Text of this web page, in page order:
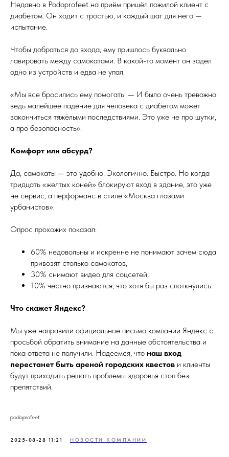
Недавно в Podoprofeet на приём пришёл пожилой клиент с
диабетом. Он ходит с тростью, и каждый шаг для него —
испытание.
Чтобы добраться до входа, ему пришлось буквально
лавировать между самокатами. В какой-то момент он задел
одно из устройств и едва не упал.
«Мы все бросились ему помогать. — И было очень тревожно:
ведь малейшее падение для человека с диабетом может
закончиться тяжёлыми последствиями. Это уже не про шутки,
а про безопасность».
Комфорт или абсурд?
Да, самокаты — это удобно. Экологично. Быстро. Но когда
тридцать «желтых коней» блокируют вход в здание, это уже
не сервис, а перформанс в стиле «Москва глазами
урбанистов».
Опрос прохожих показал:
60% недовольны и искренне не понимают зачем сюда
привозят столько самокатов,
30% снимают видео для соцсетей,
10% честно признаются, что хотя бы раз споткнулись.
Что скажет Яндекс?
Мы уже направили официальное письмо компании Яндекс с
просьбой обратить внимание на данные обстоятельства и
пока ответа не получили. Надеемся, что наш вход
перестанет быть ареной городских квестов и клиенты
будут приходить решать проблемы здоровья стоп без
препятствий.
podoprofeet
2025-08-28 11:21 НОВОСТИ КОМПАНИИ